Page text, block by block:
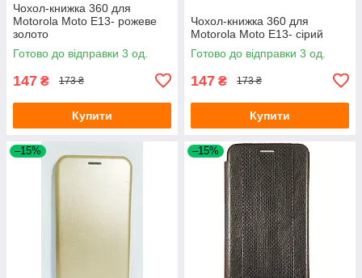
Чохол-книжка 360 для
Motorola Moto E13- рожеве
золото
Готово до відправки 3 од.
147 ₴ 173 ₴
Купити
Чохол-книжка 360 для
Motorola Moto E13- сірий
Готово до відправки 3 од.
147 ₴ 173 ₴
Купити
–15% –15%